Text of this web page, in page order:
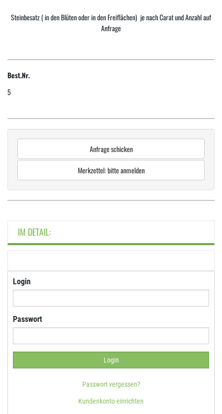
Steinbesatz ( in den Blüten oder in den Freiflächen) je nach Carat und Anzahl auf
Anfrage
Best.Nr.
5
Anfrage schicken
Merkzettel: bitte anmelden
IM DETAIL:
Login
Passwort
Passwort vergessen?
Kundenkonto einrichten